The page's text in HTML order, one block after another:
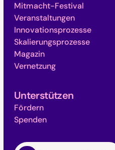
Mitmacht-Festival
Veranstaltungen
Innovationsprozesse
Skalierungsprozesse
Magazin
Vernetzung
Unterstützen
Fördern
Spenden